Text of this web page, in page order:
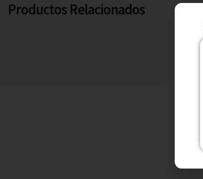
Productos Relacionados